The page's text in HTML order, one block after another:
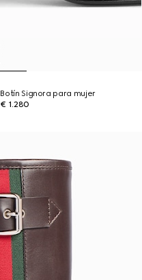
Botín Signora para mujer
€ 1.280